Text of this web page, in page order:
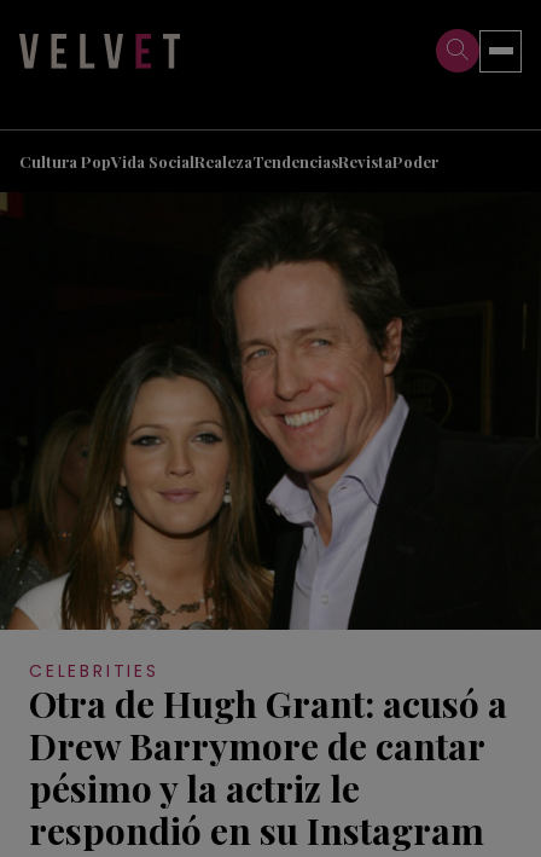
Cultura PopVida SocialRealezaTendenciasRevistaPoder
CELEBRITIES
Otra de Hugh Grant: acusó a
Drew Barrymore de cantar
pésimo y la actriz le
respondió en su Instagram